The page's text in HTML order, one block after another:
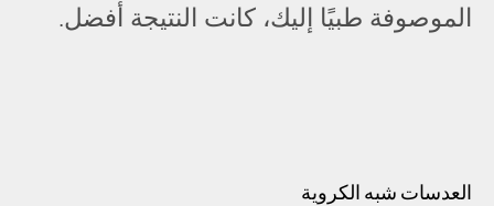
الموصوفة طبيًا إليك، كانت النتيجة أفضل.
العدسات شبه الكروية